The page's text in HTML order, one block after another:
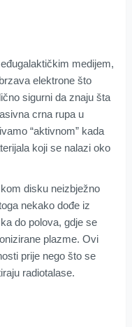
medijem,
elektrone što
sigurni da znaju šta
crna rupa u
“aktivnom” kada
koji se nalazi oko
disku neizbježno
nekako dođe iz
do polova, gdje se
plazme. Ovi
prije nego što se
radiotalase.